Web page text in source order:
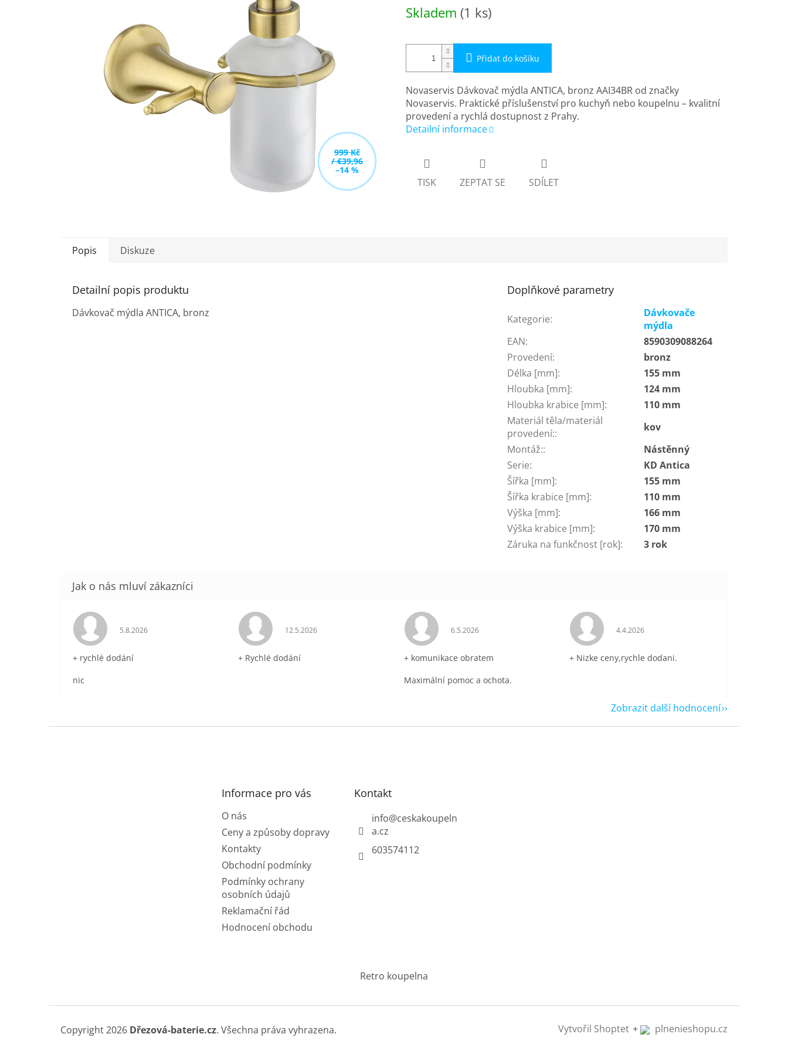
999 Kč
/ €39,96
–14 %
cena:
Skladem (1 ks)
Přidat do košíku
Novaservis Dávkovač mýdla ANTICA, bronz AAI34BR od značky
Novaservis. Praktické příslušenství pro kuchyň nebo koupelnu – kvalitní
provedení a rychlá dostupnost z Prahy.
Detailní informace
TISK ZEPTAT SE SDÍLET
Popis Diskuze
Detailní popis produktu
Dávkovač mýdla ANTICA, bronz
Doplňkové parametry
Kategorie:
Dávkovače
mýdla
EAN:
8590309088264
Provedení:
bronz
Délka [mm]:
155 mm
Hloubka [mm]:
124 mm
Hloubka krabice [mm]:
110 mm
Materiál těla/materiál
provedení::
kov
Montáž::
Nástěnný
Serie:
KD Antica
Šířka [mm]:
155 mm
Šířka krabice [mm]:
110 mm
Výška [mm]:
166 mm
Výška krabice [mm]:
170 mm
Záruka na funkčnost [rok]: 3 rok
Hodnocení obchodu je 5 z 5 hvězdiček.
5.8.2026
+ rychlé dodání
nic
Hodnocení obchodu je 5 z 5 hvězdiček.
12.5.2026
+ Rychlé dodání
Hodnocení obchodu je 5 z 5 hvězdiček.
6.5.2026
+ komunikace obratem
Maximální pomoc a ochota.
Hodnocení obchodu je 5 z 5 hvězdiček.
4.4.2026
+ Nizke ceny,rychle dodani.
Zobrazit další hodnocení
Informace pro vás
O nás
Ceny a způsoby dopravy
Kontakty
Obchodní podmínky
Podmínky ochrany
osobních údajů
Reklamační řád
Hodnocení obchodu
Kontakt
info@ceskakoupeln
a.cz
603574112
Retro koupelna
Vytvořil Shoptet + plnenieshopu.cz
Copyright 2026 Dřezová-baterie.cz. Všechna práva vyhrazena.